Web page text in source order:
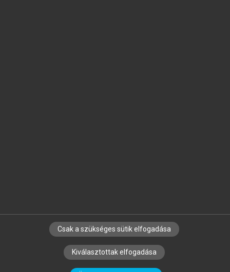
SZERZŐKNEK CÉGEKNEK KÖNYVTÁROSOKNAK
SZERKESZTÉSI ÉS LEKTORÁLÁSI ALAPELVEK
Csak a szükséges sütik elfogadása
Kiválasztottak elfogadása